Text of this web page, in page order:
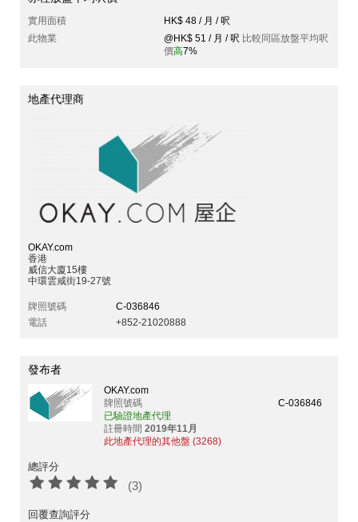
實用面積
HK$ 48 / 月 / 呎
此物業
@HK$ 51 / 月 / 呎 比較同區放盤平均呎
價高7%
地產代理商
OKAY.com
香港
威信大廈15樓
中環雲咸街19-27號
牌照號碼
C-036846
電話
+852-21020888
發布者
OKAY.com
牌照號碼
C-036846
已驗證地產代理
註冊時間 2019年11月
此地產代理的其他盤 (3268)
總評分
(3)
回覆查詢評分